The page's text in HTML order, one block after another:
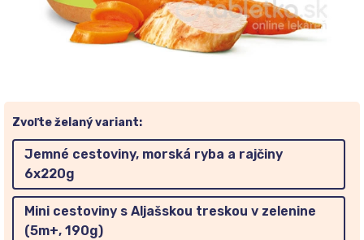
Zvoľte želaný variant:
Jemné cestoviny, morská ryba a rajčiny
6x220g
Mini cestoviny s Aljašskou treskou v zelenine
(5m+, 190g)